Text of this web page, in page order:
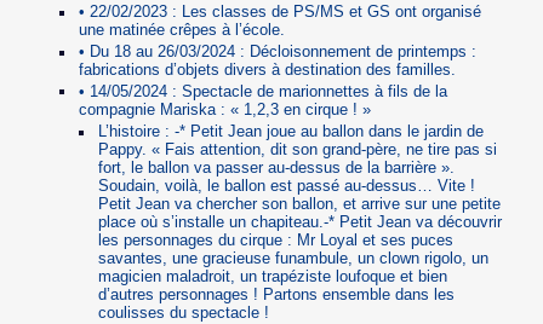
• 22/02/2023 : Les classes de PS/MS et GS ont organisé
une matinée crêpes à l’école.
• Du 18 au 26/03/2024 : Décloisonnement de printemps :
fabrications d’objets divers à destination des familles.
• 14/05/2024 : Spectacle de marionnettes à fils de la
compagnie Mariska : « 1,2,3 en cirque ! »
L’histoire : -* Petit Jean joue au ballon dans le jardin de
Pappy. « Fais attention, dit son grand-père, ne tire pas si
fort, le ballon va passer au-dessus de la barrière ».
Soudain, voilà, le ballon est passé au-dessus… Vite !
Petit Jean va chercher son ballon, et arrive sur une petite
place où s’installe un chapiteau.-* Petit Jean va découvrir
les personnages du cirque : Mr Loyal et ses puces
savantes, une gracieuse funambule, un clown rigolo, un
magicien maladroit, un trapéziste loufoque et bien
d’autres personnages ! Partons ensemble dans les
coulisses du spectacle !